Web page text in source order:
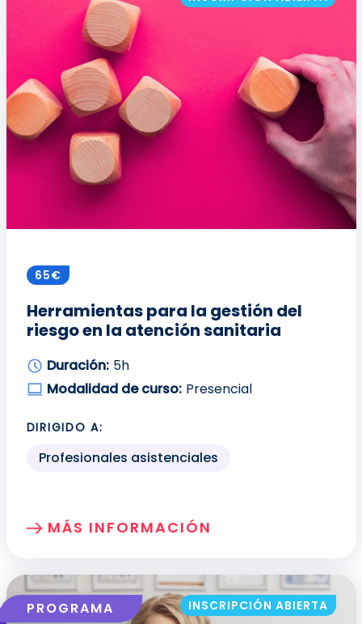
65€
Herramientas para la gestión del
riesgo en la atención sanitaria
Duración: 5h
Modalidad de curso: Presencial
DIRIGIDO A:
Profesionales asistenciales
MÁS INFORMACIÓN
SOBRE: HERRAMIENTAS PARA LA
PROGRAMA INSCRIPCIÓN ABIERTA